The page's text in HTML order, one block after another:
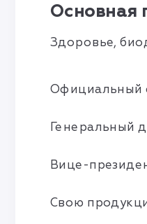
Основная
Здоровье,
Официальный
Генеральный
Вице-
Свою